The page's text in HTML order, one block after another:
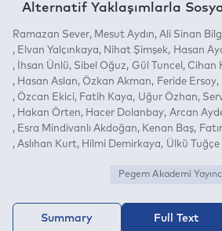
Alternatif Yaklaşımlarla
Ramazan Sever Mesut Aydın Ali Sinan
Elvan Yalçınkaya
Nihat Şimşek Hasan
İhsan Ünlü
Sibel Oğuz Gül Tuncel Cihan
Hasan Aslan
Özkan Akman Feride Ersoy
Özcan Ekici
Fatih Kaya Uğur Özhan
Hakan Örten
Hacer Dolanbay Arcan
Esra Mindivanlı Akdoğan
Kenan Baş
Aslıhan Kurt
Hilmi Demirkaya Ülkü Tuğçe
Pegem Akademi
Summary Full Text